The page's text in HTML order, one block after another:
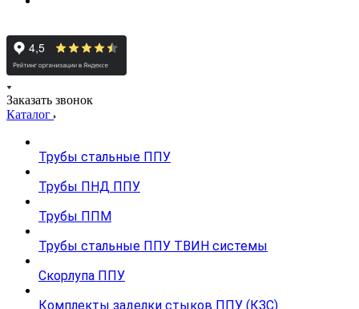
Заказать звонок
Каталог
Трубы стальные ППУ
Трубы ПНД ППУ
Трубы ППМ
Трубы стальные ППУ ТВИН системы
Скорлупа ППУ
Комплекты заделки стыков ППУ (КЗС)